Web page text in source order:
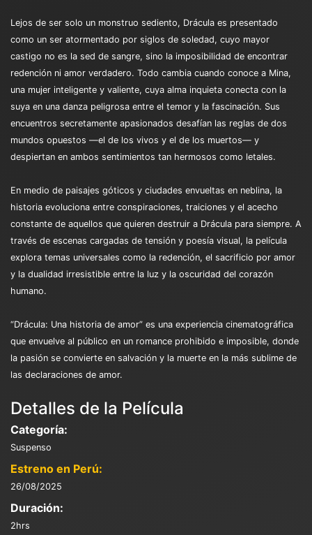
Lejos de ser solo un monstruo sediento, Drácula es presentado
como un ser atormentado por siglos de soledad, cuyo mayor
castigo no es la sed de sangre, sino la imposibilidad de encontrar
redención ni amor verdadero. Todo cambia cuando conoce a Mina,
una mujer inteligente y valiente, cuya alma inquieta conecta con la
suya en una danza peligrosa entre el temor y la fascinación. Sus
encuentros secretamente apasionados desafían las reglas de dos
mundos opuestos —el de los vivos y el de los muertos— y
despiertan en ambos sentimientos tan hermosos como letales.
En medio de paisajes góticos y ciudades envueltas en neblina, la
historia evoluciona entre conspiraciones, traiciones y el acecho
constante de aquellos que quieren destruir a Drácula para siempre. A
través de escenas cargadas de tensión y poesía visual, la película
explora temas universales como la redención, el sacrificio por amor
y la dualidad irresistible entre la luz y la oscuridad del corazón
humano.
“Drácula: Una historia de amor” es una experiencia cinematográfica
que envuelve al público en un romance prohibido e imposible, donde
la pasión se convierte en salvación y la muerte en la más sublime de
las declaraciones de amor.
Detalles de la Película
Categoría:
Suspenso
Estreno en Perú:
26/08/2025
Duración:
2hrs